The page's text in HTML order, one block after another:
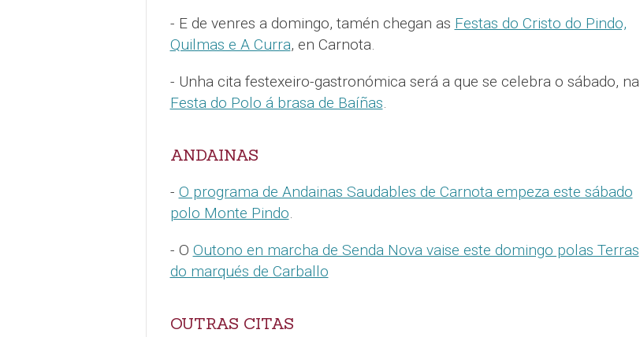
- E de venres a domingo, tamén chegan as Festas do Cristo do Pindo,
Quilmas e A Curra, en Carnota.
- Unha cita festexeiro-gastronómica será a que se celebra o sábado, na
Festa do Polo á brasa de Baíñas.
ANDAINAS
- O programa de Andainas Saudables de Carnota empeza este sábado
polo Monte Pindo.
- O Outono en marcha de Senda Nova vaise este domingo polas Terras
do marqués de Carballo
OUTRAS CITAS